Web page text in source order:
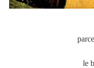
le